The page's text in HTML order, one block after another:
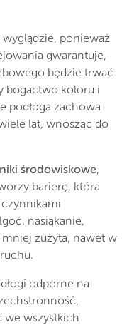
wyglądzie, ponieważ
gwarantuje,
będzie trwać
bogactwo koloru i
podłoga zachowa
lat, wnosząc do
środowiskowe,
barierę, która
nasiąkanie,
mniej zużyta, nawet w
odporne na
we wszystkich